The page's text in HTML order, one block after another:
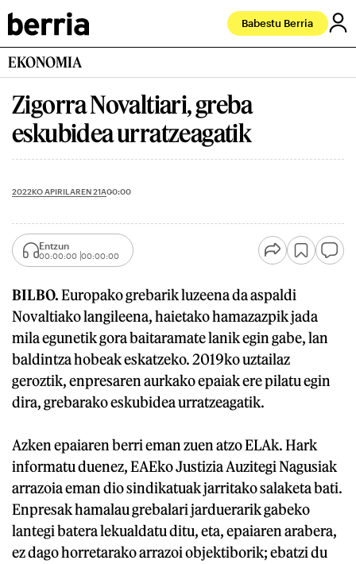
Babestu Berria
EKONOMIA
Zigorra Novaltiari, greba
eskubidea urratzeagatik
2022KO APIRILAREN 21A00:00
Entzun
00:00:00 00:00:00
BILBO.Europako grebarik luzeena da aspaldi
Novaltiako langileena, haietako hamazazpik jada
mila egunetik gora baitaramate lanik egin gabe, lan
baldintza hobeak eskatzeko. 2019ko uztailaz
geroztik, enpresaren aurkako epaiak ere pilatu egin
dira, grebarako eskubidea urratzeagatik.
Azken epaiaren berri eman zuen atzo ELAk. Hark
informatu duenez, EAEko Justizia Auzitegi Nagusiak
arrazoia eman dio sindikatuak jarritako salaketa bati.
Enpresak hamalau grebalari jarduerarik gabeko
lantegi batera lekualdatu ditu, eta, epaiaren arabera,
ez dago horretarako arrazoi objektiborik; ebatzi du